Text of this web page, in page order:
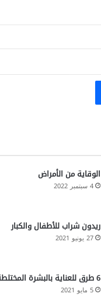
الوقاية من الأمراض
4 سبتمبر 2022
ريدون شراب للأطفال والكبار
27 يونيو 2021
6 طرق للعناية بالبشرة المختلطة الحساسة
5 مايو 2021